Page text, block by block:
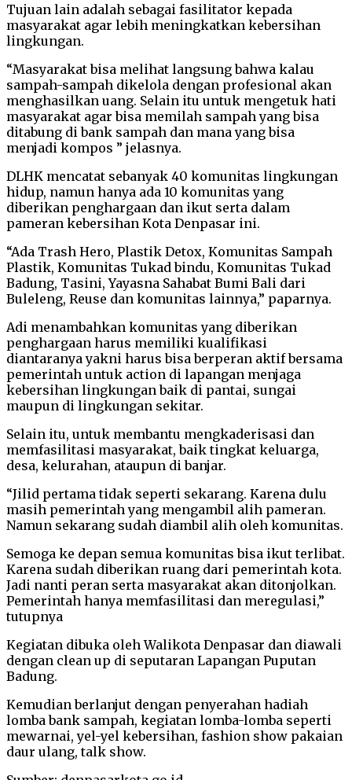
Tujuan lain adalah sebagai fasilitator kepada
masyarakat agar lebih meningkatkan kebersihan
lingkungan.
“Masyarakat bisa melihat langsung bahwa kalau
sampah-sampah dikelola dengan profesional akan
menghasilkan uang. Selain itu untuk mengetuk hati
masyarakat agar bisa memilah sampah yang bisa
ditabung di bank sampah dan mana yang bisa
menjadi kompos ” jelasnya.
DLHK mencatat sebanyak 40 komunitas lingkungan
hidup, namun hanya ada 10 komunitas yang
diberikan penghargaan dan ikut serta dalam
pameran kebersihan Kota Denpasar ini.
“Ada Trash Hero, Plastik Detox, Komunitas Sampah
Plastik, Komunitas Tukad bindu, Komunitas Tukad
Badung, Tasini, Yayasna Sahabat Bumi Bali dari
Buleleng, Reuse dan komunitas lainnya,” paparnya.
Adi menambahkan komunitas yang diberikan
penghargaan harus memiliki kualifikasi
diantaranya yakni harus bisa berperan aktif bersama
pemerintah untuk action di lapangan menjaga
kebersihan lingkungan baik di pantai, sungai
maupun di lingkungan sekitar.
Selain itu, untuk membantu mengkaderisasi dan
memfasilitasi masyarakat, baik tingkat keluarga,
desa, kelurahan, ataupun di banjar.
“Jilid pertama tidak seperti sekarang. Karena dulu
masih pemerintah yang mengambil alih pameran.
Namun sekarang sudah diambil alih oleh komunitas.
Semoga ke depan semua komunitas bisa ikut terlibat.
Karena sudah diberikan ruang dari pemerintah kota.
Jadi nanti peran serta masyarakat akan ditonjolkan.
Pemerintah hanya memfasilitasi dan meregulasi,”
tutupnya
Kegiatan dibuka oleh Walikota Denpasar dan diawali
dengan clean up di seputaran Lapangan Puputan
Badung.
Kemudian berlanjut dengan penyerahan hadiah
lomba bank sampah, kegiatan lomba-lomba seperti
mewarnai, yel-yel kebersihan, fashion show pakaian
daur ulang, talk show.